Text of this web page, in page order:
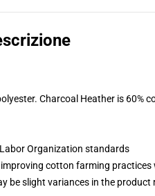
Charcoal Heather is 60%
Organization standards
cotton farming
be slight variances in the product